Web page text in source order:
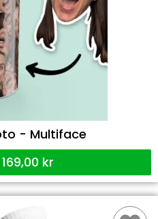
- Multiface
169,00 kr